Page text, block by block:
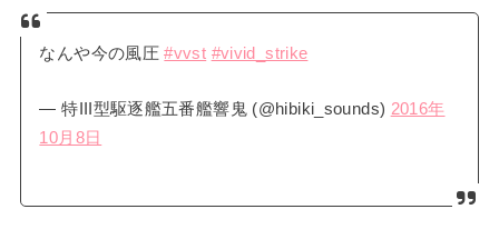
なんや今の風圧#vvst #vivid_strike
— 特III型駆逐艦五番艦響鬼 (@hibiki_sounds) 2016年
10月8日